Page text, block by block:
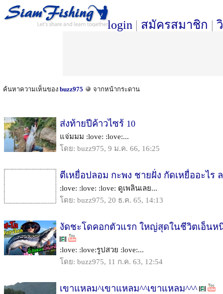
login | สมัครสมาชิก |
ค้นหาความเห็นของ buzz975 จากหน้ากระดาน
ส่งท้ายปีค้าวไซร้ 10
แจ่มมม :love: :love:...
โดย: buzz975, 9 ม.ค. 66, 16:25
ตีเหยื่อปลอม กะพง ชายฝั่ง กัดเหยื่ออะไร
:love: :love: :love: ดูเพลินเลย...
โดย: buzz975, 20 ธ.ค. 65, 14:13
งัดชะโดคอกตัวแรก ใหญ่สุดในชีวิตเอ็นห
:love: :love:รูปสวย :love:...
โดย: buzz975, 11 ก.ค. 63, 12:54
เขาแหลม^เขาแหลม^^เขาแหลม^^^